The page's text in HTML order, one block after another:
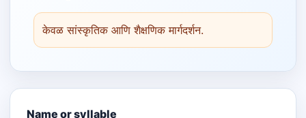
केवळ सांस्कृतिक आणि शैक्षणिक मार्गदर्शन.
Name or syllable